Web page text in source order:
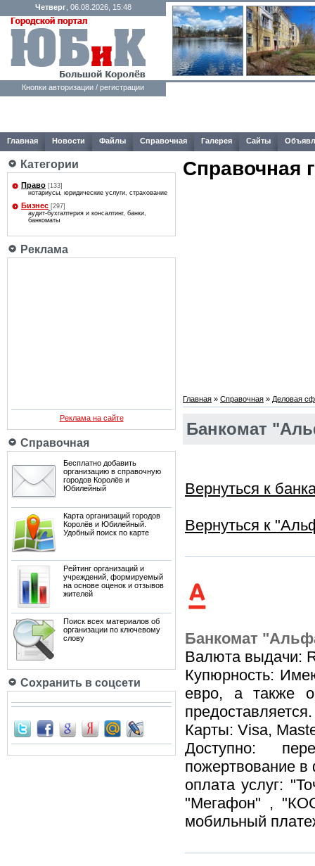
Четверг, 06.08.2026, 15:48
Кнопки авторизации / регистрации
Главная Новости Файлы Справочная Галерея Сайты
Категории
Право [133]
нотариусы, юридические услуги, страхование
Бизнес [297]
аудит-бухгалтерия и консалтинг, банки,
банкоматы
Реклама
Реклама на сайте
Справочная
Бесплатно добавить
организацию в справочную
городов Королёв и
Юбилейный
Карта организаций городов
Королёв и Юбилейный.
Удобный поиск по карте
Рейтинг организаций и
учреждений, формируемый
на основе оценок и отзывов
жителей
Поиск всех материалов об
организации по ключевому
слову
Сохранить в соцсети
Справочная
Главная » Справочная » Деловая
Банкомат
Вернуться к
Вернуться к
Банкомат
Валюта выдачи:
Купюрность:
евро, а также
предоставляется.
Карты: Visa,
Доступно:
пожертвование
оплата услуг:
"Мегафон" ,
мобильный